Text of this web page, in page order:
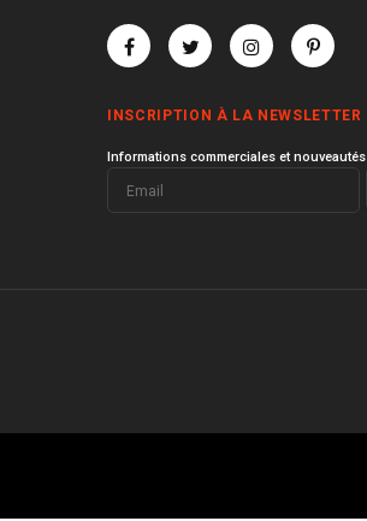
INSCRIPTION À LA NEWSLETTER
Informations commerciales et nouveautés